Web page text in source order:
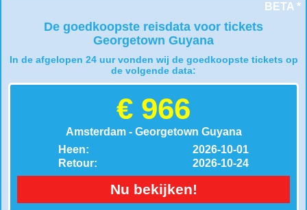
BETA *
De goedkoopste reisdata voor tickets
Georgetown Guyana
In de afgelopen 24 uur vonden wij de goedkoopste tickets op
de volgende data:
€ 966
Amsterdam - Georgetown Guyana
Heen:
Retour:
2026-10-01
2026-10-24
Nu bekijken!